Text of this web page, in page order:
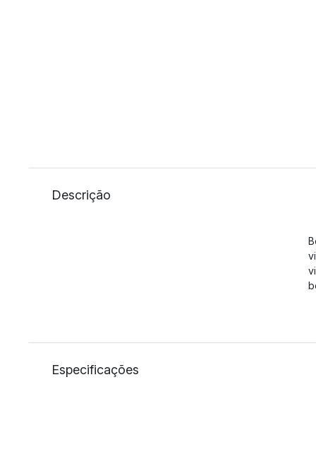
Descrição
Especificações